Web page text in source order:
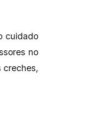
cuidado
no
creches,